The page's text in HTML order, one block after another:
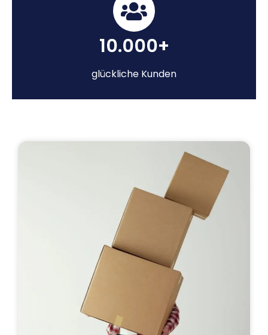
10.000+
glückliche Kunden